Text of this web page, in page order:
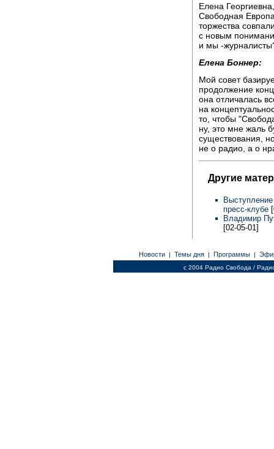
Елена
Свободная
торжества
с новым
и мы -
Елена Боннер:
Мой совет
продолжение
она отличалась
на
то, чтобы
ну, это мне жаль
существования,
не о радио, а о
Другие
пресс-клубе
Владимир
[02-05-01]
Новости | Темы дня | Программы |
c 2004 Радио Свобода /